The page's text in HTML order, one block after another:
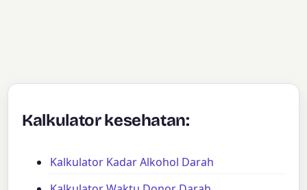
Kalkulator kesehatan:
Kalkulator Kadar Alkohol Darah